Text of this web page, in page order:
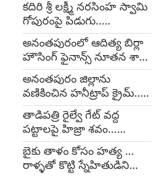
కదిరి శ్రీ లక్ష్మీ నరసింహ స్వామి
గోపురంపై పిడుగు..
తిరుమలలో భారీ వర్షాలు
అనంతపురంలో ఆదిత్య బిర్లా
హౌసింగ్ ఫైనాన్స్ నూతన శాఖ:
రూ. 50 లక్షల వరకు తక్షణ
రుణ మంజూరు
అనంతపురం జిల్లాను
వణికించిన హనీట్రాప్ క్రైమ్..
నలుగురు పోలీసులు సస్పెండ్
తాడిపత్రి రైల్వే గేట్ వద్ద
పట్టాలపై హిజ్రా శవం...
ముగ్గురు హిజ్రాల వద్ద విచారణ
బైకు తాళం కోసం హత్య ...
రాళ్ళతో కొట్టి స్నేహితుడిని